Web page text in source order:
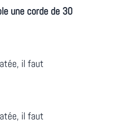
une corde de 30
il faut
il faut